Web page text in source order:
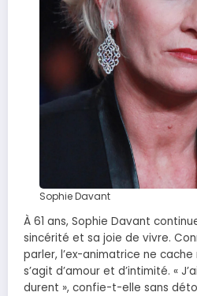
Sophie Davant
À 61 ans, Sophie Davant
sincérité et sa joie de vivre.
parler, l’ex-animatrice ne cache
s’agit d’amour et d’intimité. «
durent », confie-t-elle sans